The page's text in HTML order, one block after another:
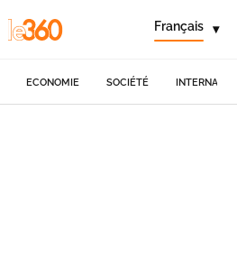
Français ▾
ECONOMIE SOCIÉTÉ